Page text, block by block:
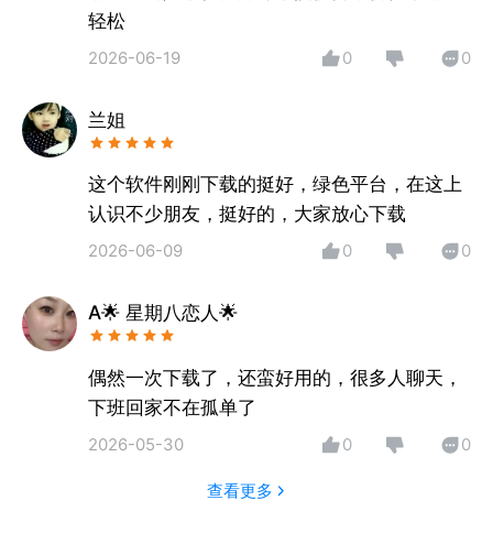
轻松
2026-06-19 0 0
兰姐
这个软件刚刚下载的挺好，绿色平台，在这上
认识不少朋友，挺好的，大家放心下载
2026-06-09 0 0
A🌟 星期八恋人🌟
偶然一次下载了，还蛮好用的，很多人聊天，
下班回家不在孤单了
2026-05-30 0 0
查看更多